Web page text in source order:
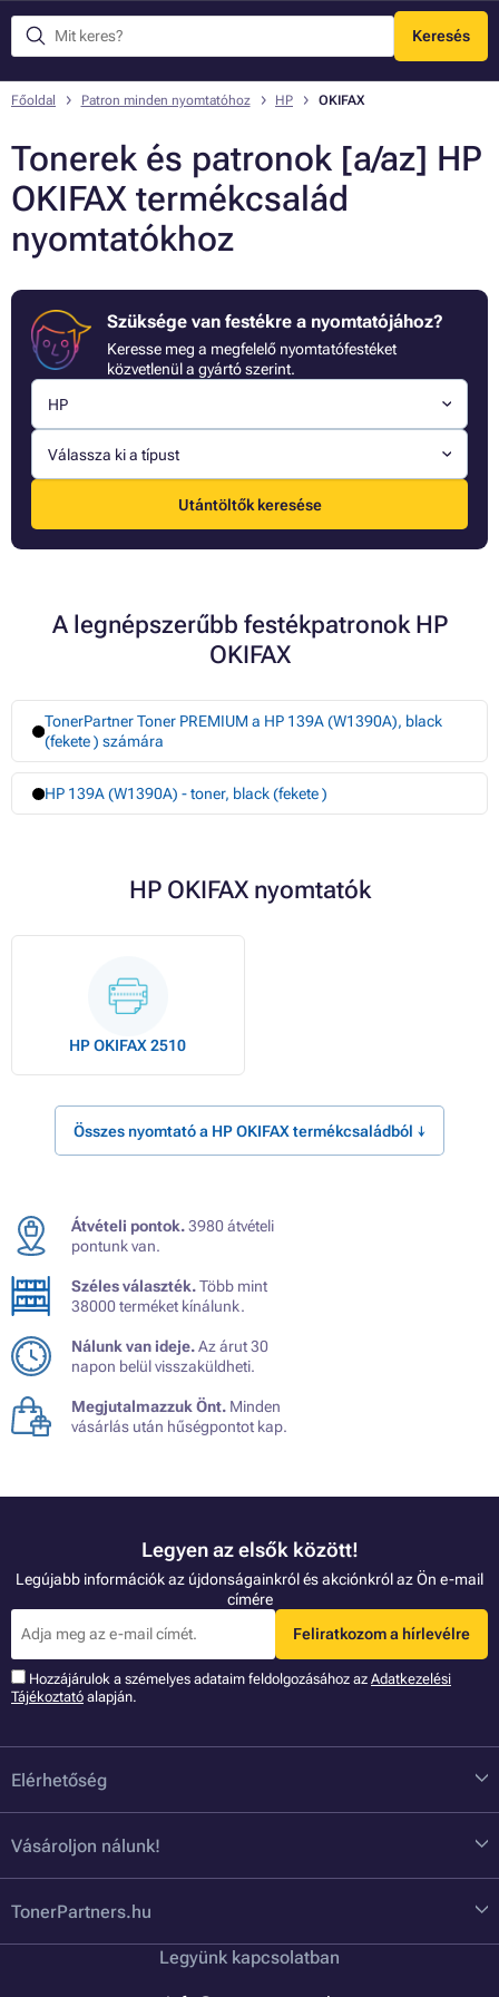
Keresés
Menü
Főoldal Patron minden nyomtatóhoz HP OKIFAX
Tonerek és patronok [a/az] HP
OKIFAX termékcsalád
nyomtatókhoz
Szüksége van festékre a nyomtatójához?
Keresse meg a megfelelő nyomtatófestéket
közvetlenül a gyártó szerint.
HP
Válassza ki a típust
Utántöltők keresése
A legnépszerűbb festékpatronok HP
OKIFAX
TonerPartner Toner PREMIUM a HP 139A (W1390A), black
(fekete ) számára
HP 139A (W1390A) - toner, black (fekete )
HP OKIFAX nyomtatók
HP OKIFAX 2510
Összes nyomtató a HP OKIFAX termékcsaládból ↓
Átvételi pontok.3980 átvételi
pontunk van.
Széles választék.Több mint
38000 terméket kínálunk.
Nálunk van ideje.Az árut 30
napon belül visszaküldheti.
Megjutalmazzuk Önt. Minden
vásárlás után hűségpontot kap.
Legyen az elsők között!
Legújabb információk az újdonságainkról és akciónkról az Ön e-mail
címére
Feliratkozom a hírlevélre
Hozzájárulok a szémelyes adataim feldolgozásához az Adatkezelési
Tájékoztató alapján.
Elérhetőség
Vásároljon nálunk!
TonerPartners.hu
Legyünk kapcsolatban